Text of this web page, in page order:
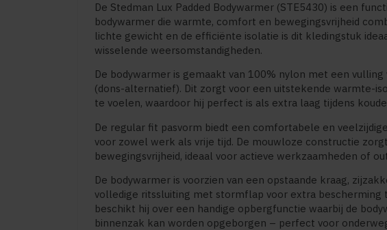
De Stedman Lux Padded Bodywarmer (STE5430) is een
bodywarmer die warmte, comfort en bewegingsvrijheid
lichte gewicht en de efficiënte isolatie is dit kledingstuk
wisselende weersomstandigheden.
De bodywarmer is gemaakt van 100% nylon met een
(dons-alternatief). Dit zorgt voor een uitstekende warmte-
te voelen, waardoor hij perfect is als extra laag tijdens
De regular fit pasvorm biedt een comfortabele en
voor zowel werk als vrije tijd. De mouwloze constructie
bewegingsvrijheid, ideaal voor actieve werkzaamheden of
De bodywarmer is voorzien van een opstaande kraag,
volledige ritssluiting met stormflap voor extra bescherming
beschikt hij over een handige opbergfunctie waarbij de
binnenzak kan worden opgeborgen – perfect voor